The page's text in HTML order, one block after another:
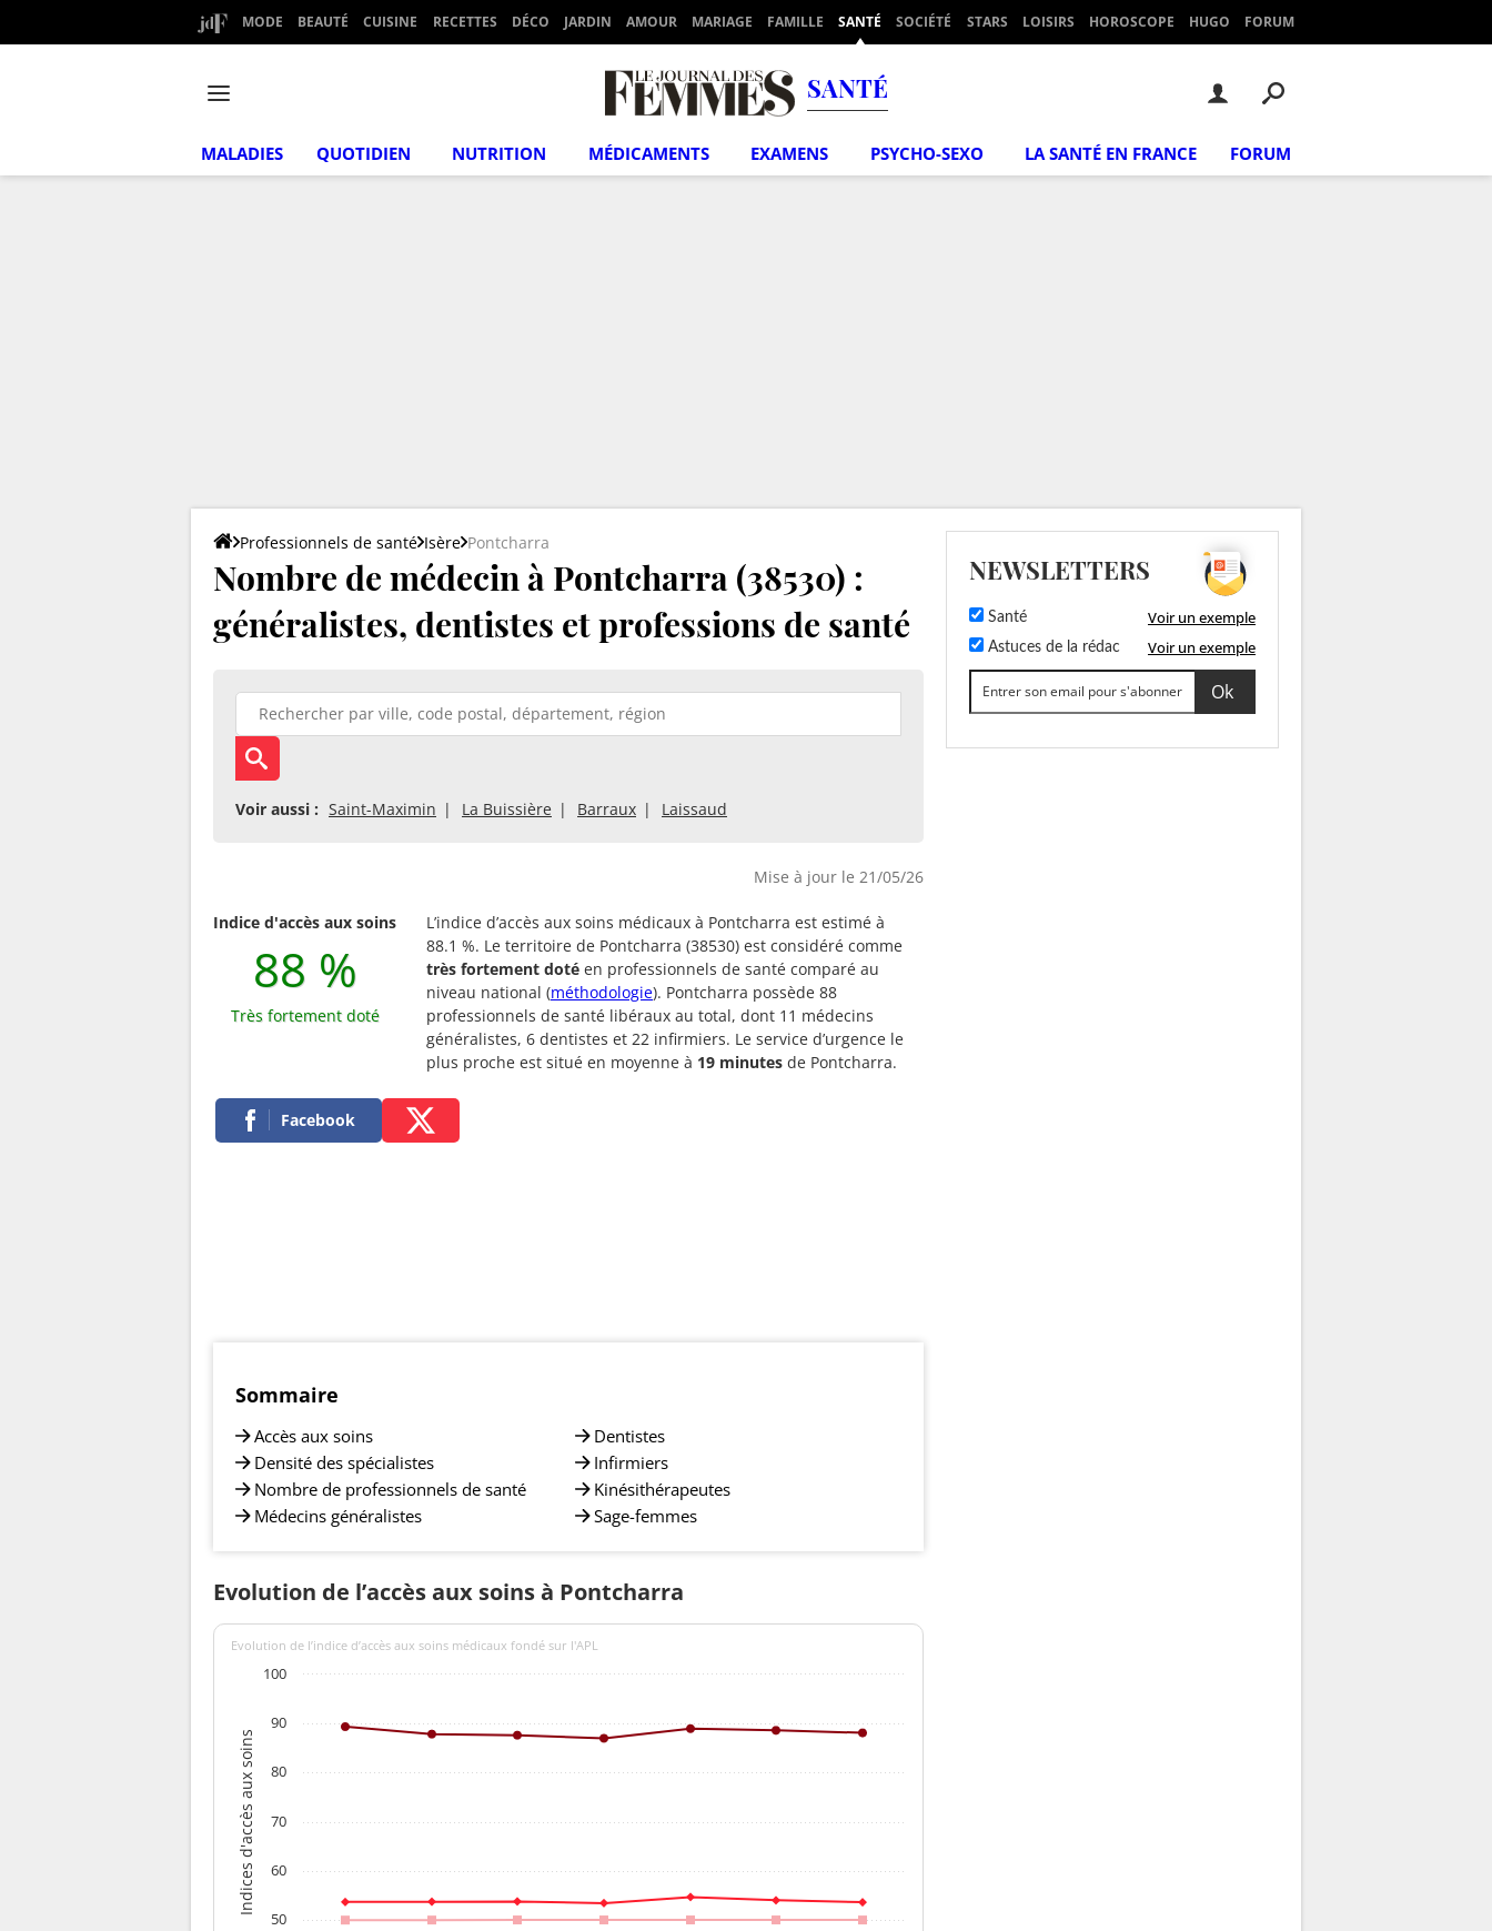
MODE BEAUTÉ CUISINE RECETTES DÉCO JARDIN AMOUR MARIAGE FAMILLE SANTÉ SOCIÉTÉ STARS LOISIRS HOROSCOPE HUGO FORUM
SANTÉ
MALADIES QUOTIDIEN NUTRITION MÉDICAMENTS EXAMENS PSYCHO-SEXO LA SANTÉ EN FRANCE FORUM
Professionnels de santé Isère Pontcharra
Nombre de médecin à Pontcharra (38530) :
généralistes, dentistes et professions de santé
Voir aussi : Saint-Maximin La Buissière Barraux Laissaud
Mise à jour le 21/05/26
Indice d'accès aux soins
88 %
Très fortement doté
L’indice d’accès aux soins médicaux à Pontcharra est estimé à
88.1 %. Le territoire de Pontcharra (38530) est considéré comme
très fortement doté en professionnels de santé comparé au
niveau national (méthodologie). Pontcharra possède 88
professionnels de santé libéraux au total, dont 11 médecins
généralistes, 6 dentistes et 22 infirmiers. Le service d’urgence le
plus proche est situé en moyenne à 19 minutes de Pontcharra.
Facebook
Sommaire
Accès aux soins
Densité des spécialistes
Nombre de professionnels de santé
Médecins généralistes
Dentistes
Infirmiers
Kinésithérapeutes
Sage-femmes
Evolution de l’accès aux soins à Pontcharra
Indices d'accès aux soins
Evolution de l’indice d’accès aux soins médicaux fondé sur l'APL
50
60
70
80
90
100
NEWSLETTERS
Santé Voir un exemple
Astuces de la rédac Voir un exemple